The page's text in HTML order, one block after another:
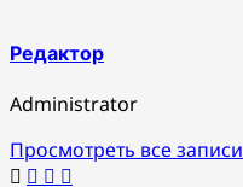
Редактор
Administrator
Просмотреть все записи